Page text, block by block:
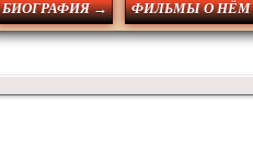
БИОГРАФИЯ → ФИЛЬМЫ О